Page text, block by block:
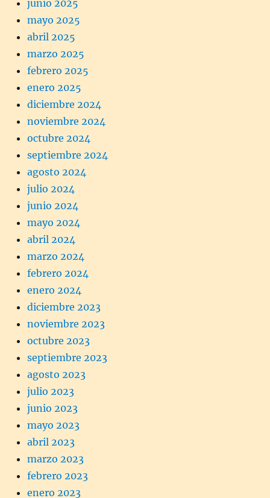
junio 2025
mayo 2025
abril 2025
marzo 2025
febrero 2025
enero 2025
diciembre 2024
noviembre 2024
octubre 2024
septiembre 2024
agosto 2024
julio 2024
junio 2024
mayo 2024
abril 2024
marzo 2024
febrero 2024
enero 2024
diciembre 2023
noviembre 2023
octubre 2023
septiembre 2023
agosto 2023
julio 2023
junio 2023
mayo 2023
abril 2023
marzo 2023
febrero 2023
enero 2023